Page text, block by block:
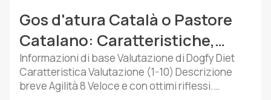
Gos d'atura Català o Pastore
Catalano: Caratteristiche,
Cura e Temperamento
Informazioni di base Valutazione di Dogfy Diet
Caratteristica Valutazione (1-10) Descrizione
breve Agilità 8 Veloce e con ottimi riflessi.